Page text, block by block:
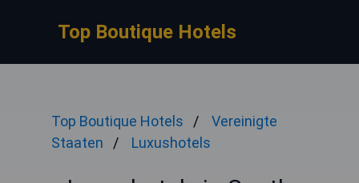
Top Boutique Hotels
Top Boutique Hotels
Vereinigte
Staaten
Luxushotels